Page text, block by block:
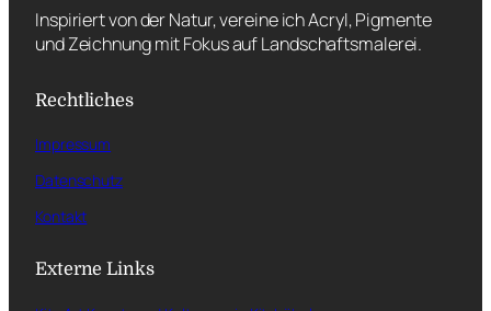
Inspiriert von der Natur, vereine ich Acryl, Pigmente
und Zeichnung mit Fokus auf Landschaftsmalerei.
Rechtliches
Impressum
Datenschutz
Kontakt
Externe Links